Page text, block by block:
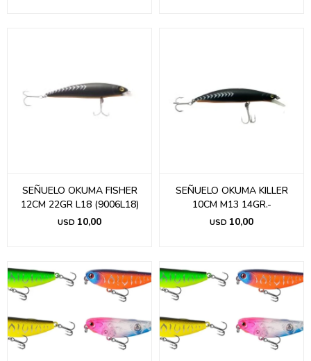
SEÑUELO OKUMA FISHER
12CM 22GR L18 (9006L18)
USD 10,00
SEÑUELO OKUMA KILLER
10CM M13 14GR.-
USD 10,00